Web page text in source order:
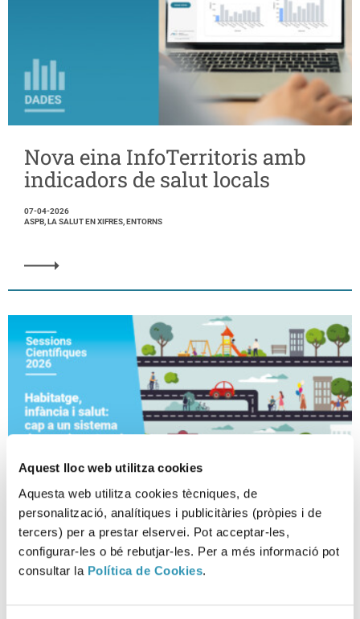
Aquest lloc web utilitza cookies
Aquesta web utilitza cookies tècniques, de
personalització, analítiques i publicitàries (pròpies i de
tercers) per a prestar elservei. Pot acceptar-les,
configurar-les o bé rebutjar-les. Per a més informació pot
consultar la Política de Cookies.
Nova eina InfoTerritoris amb
indicadors de salut locals
07-04-2026
ASPB, LA SALUT EN XIFRES, ENTORNS
Habitatge, infància i salut: cap a
perspectiva d’equitat